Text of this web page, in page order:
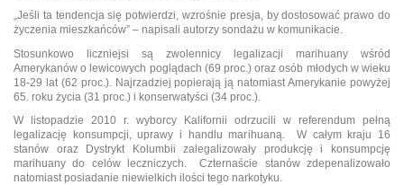
„Jeśli ta tendencja się potwierdzi, wzrośnie presja, by dostosować prawo do
życzenia mieszkańców” – napisali autorzy sondażu w komunikacie.
Stosunkowo liczniejsi są zwolennicy legalizacji marihuany wśród
Amerykanów o lewicowych poglądach (69 proc.) oraz osób młodych w wieku
18-29 lat (62 proc.). Najrzadziej popierają ją natomiast Amerykanie powyżej
65. roku życia (31 proc.) i konserwatyści (34 proc.).
W listopadzie 2010 r. wyborcy Kalifornii odrzucili w referendum pełną
legalizację konsumpcji, uprawy i handlu marihuaną. W całym kraju 16
stanów oraz Dystrykt Kolumbii zalegalizowały produkcję i konsumpcję
marihuany do celów leczniczych. Czternaście stanów zdepenalizowało
natomiast posiadanie niewielkich ilości tego narkotyku.